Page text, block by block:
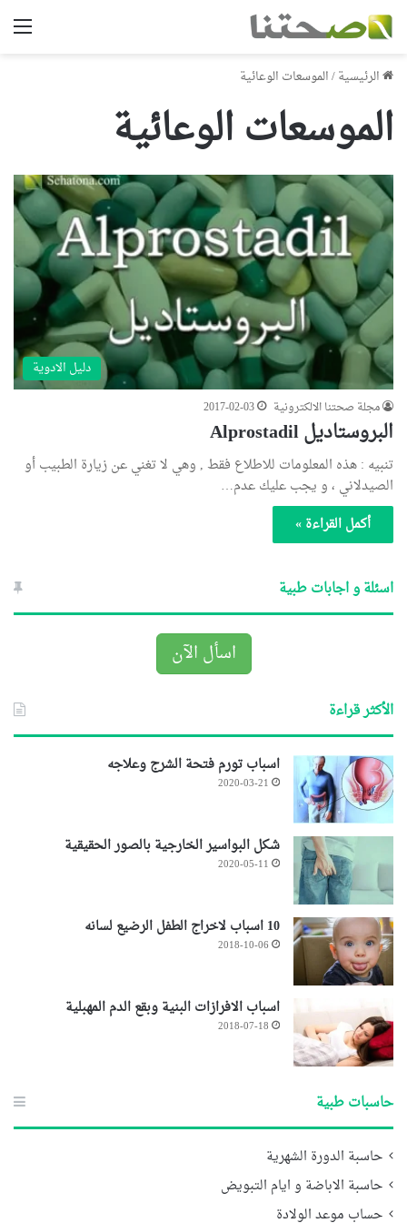
الرئيسية/الموسعات الوعائية
الموسعات الوعائية
دليل الادوية
مجلة صحتنا الالكترونية 2017-02-03
البروستاديل Alprostadil
تنبيه : هذه المعلومات للاطلاع فقط , وهي لا تغني عن زيارة الطبيب أو
الصيدلاني ، و يجب عليك عدم…
أكمل القراءة »
اسئلة و اجابات طبية
اسأل الآن
الأكثر قراءة
اسباب تورم فتحة الشرج وعلاجه
2020-03-21
شكل البواسير الخارجية بالصور الحقيقية
2020-05-11
10 اسباب لاخراج الطفل الرضيع لسانه
2018-10-06
اسباب الافرازات البنية وبقع الدم المهبلية
2018-07-18
حاسبات طبية
حاسبة الدورة الشهرية
حاسبة الاباضة و ايام التبويض
حساب موعد الولادة